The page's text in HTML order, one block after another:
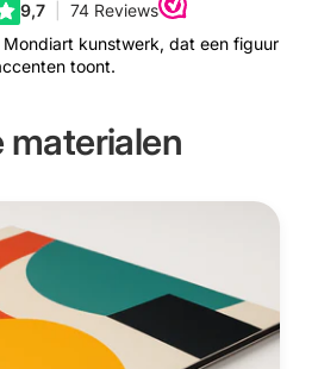
kunstwerk, dat een figuur
toont.
materialen